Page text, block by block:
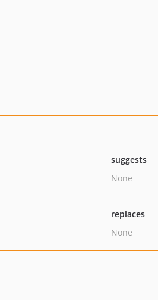
suggests
None
replaces
None